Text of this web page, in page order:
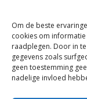
Om de beste
cookies om
raadplegen. Door in
gegevens zoals
geen toestemming
nadelige invloed
© 2026